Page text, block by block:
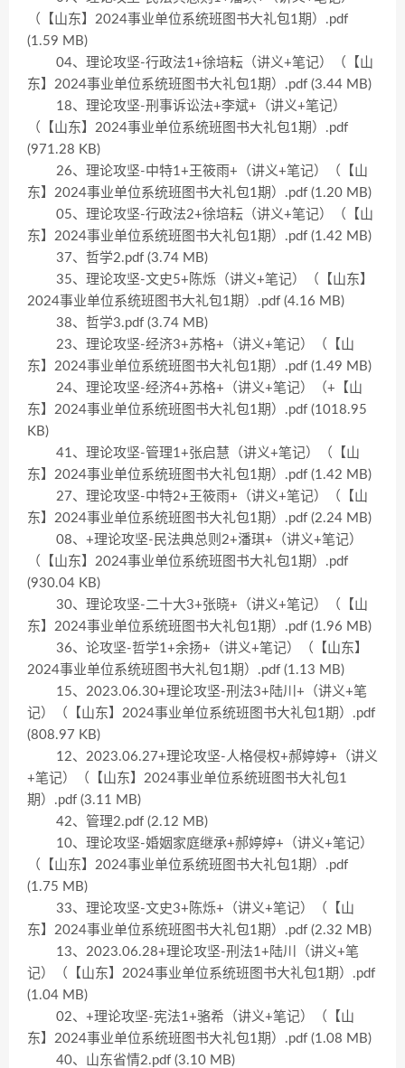
（【山东】2024事业单位系统班图书大礼包1期）.pdf
(1.59 MB)
04、理论攻坚-行政法1+徐培耘（讲义+笔记）（【山
东】2024事业单位系统班图书大礼包1期）.pdf (3.44 MB)
18、理论攻坚-刑事诉讼法+李斌+（讲义+笔记）
（【山东】2024事业单位系统班图书大礼包1期）.pdf
(971.28 KB)
26、理论攻坚-中特1+王筱雨+（讲义+笔记）（【山
东】2024事业单位系统班图书大礼包1期）.pdf (1.20 MB)
05、理论攻坚-行政法2+徐培耘（讲义+笔记）（【山
东】2024事业单位系统班图书大礼包1期）.pdf (1.42 MB)
37、哲学2.pdf (3.74 MB)
35、理论攻坚-文史5+陈烁（讲义+笔记）（【山东】
2024事业单位系统班图书大礼包1期）.pdf (4.16 MB)
38、哲学3.pdf (3.74 MB)
23、理论攻坚-经济3+苏格+（讲义+笔记）（【山
东】2024事业单位系统班图书大礼包1期）.pdf (1.49 MB)
24、理论攻坚-经济4+苏格+（讲义+笔记）（+【山
东】2024事业单位系统班图书大礼包1期）.pdf (1018.95
KB)
41、理论攻坚-管理1+张启慧（讲义+笔记）（【山
东】2024事业单位系统班图书大礼包1期）.pdf (1.42 MB)
27、理论攻坚-中特2+王筱雨+（讲义+笔记）（【山
东】2024事业单位系统班图书大礼包1期）.pdf (2.24 MB)
08、+理论攻坚-民法典总则2+潘琪+（讲义+笔记）
（【山东】2024事业单位系统班图书大礼包1期）.pdf
(930.04 KB)
30、理论攻坚-二十大3+张晓+（讲义+笔记）（【山
东】2024事业单位系统班图书大礼包1期）.pdf (1.96 MB)
36、论攻坚-哲学1+余扬+（讲义+笔记）（【山东】
2024事业单位系统班图书大礼包1期）.pdf (1.13 MB)
15、2023.06.30+理论攻坚-刑法3+陆川+（讲义+笔
记）（【山东】2024事业单位系统班图书大礼包1期）.pdf
(808.97 KB)
12、2023.06.27+理论攻坚-人格侵权+郝婷婷+（讲义
+笔记）（【山东】2024事业单位系统班图书大礼包1
期）.pdf (3.11 MB)
42、管理2.pdf (2.12 MB)
10、理论攻坚-婚姻家庭继承+郝婷婷+（讲义+笔记）
（【山东】2024事业单位系统班图书大礼包1期）.pdf
(1.75 MB)
33、理论攻坚-文史3+陈烁+（讲义+笔记）（【山
东】2024事业单位系统班图书大礼包1期）.pdf (2.32 MB)
13、2023.06.28+理论攻坚-刑法1+陆川（讲义+笔
记）（【山东】2024事业单位系统班图书大礼包1期）.pdf
(1.04 MB)
02、+理论攻坚-宪法1+骆希（讲义+笔记）（【山
东】2024事业单位系统班图书大礼包1期）.pdf (1.08 MB)
40、山东省情2.pdf (3.10 MB)